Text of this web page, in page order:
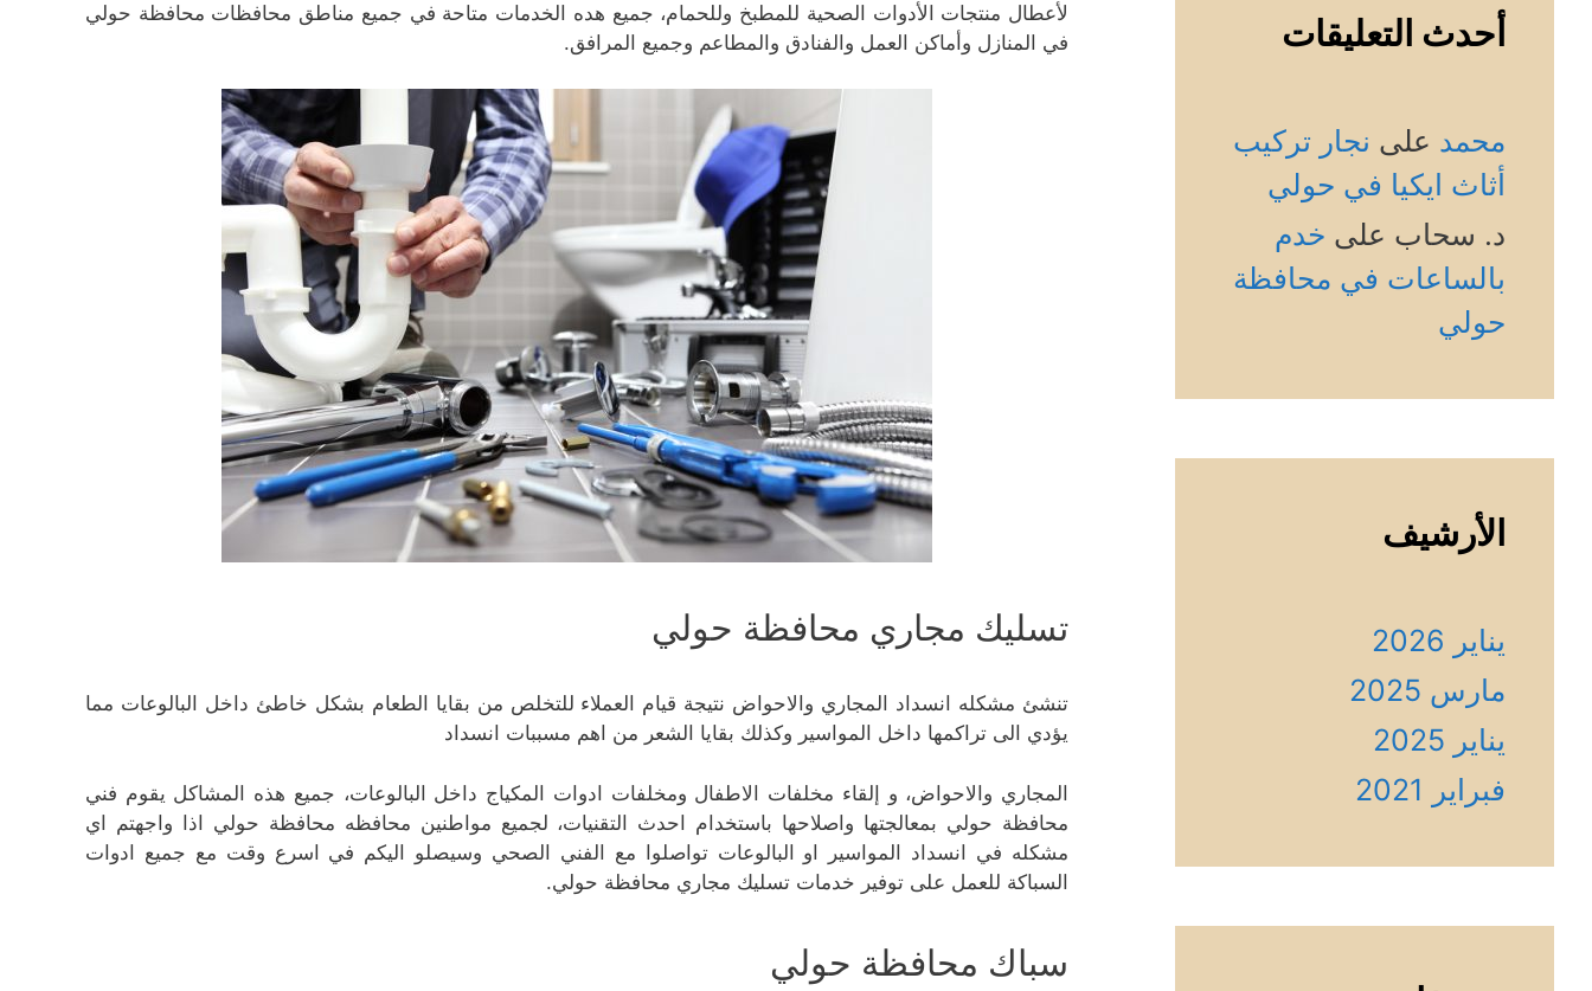
لأعطال منتجات الأدوات الصحية للمطبخ وللحمام، جميع هده الخدمات متاحة في جميع مناطق محافظات محافظة حولي
في المنازل وأماكن العمل والفنادق والمطاعم وجميع المرافق.
تسليك مجاري محافظة حولي
تنشئ مشكله انسداد المجاري والاحواض نتيجة قيام العملاء للتخلص من بقايا الطعام بشكل خاطئ داخل البالوعات مما
يؤدي الى تراكمها داخل المواسير وكذلك بقايا الشعر من اهم مسببات انسداد
المجاري والاحواض، و إلقاء مخلفات الاطفال ومخلفات ادوات المكياج داخل البالوعات، جميع هذه المشاكل يقوم فني
محافظة حولي بمعالجتها واصلاحها باستخدام احدث التقنيات، لجميع مواطنين محافظه محافظة حولي اذا واجهتم اي
مشكله في انسداد المواسير او البالوعات تواصلوا مع الفني الصحي وسيصلو اليكم في اسرع وقت مع جميع ادوات
السباكة للعمل على توفير خدمات تسليك مجاري محافظة حولي.
سباك محافظة حولي
أحدث التعليقات
محمد على نجار تركيب
أثاث ايكيا في حولي
د. سحاب على خدم
بالساعات في محافظة
حولي
الأرشيف
يناير 2026
مارس 2025
يناير 2025
فبراير 2021